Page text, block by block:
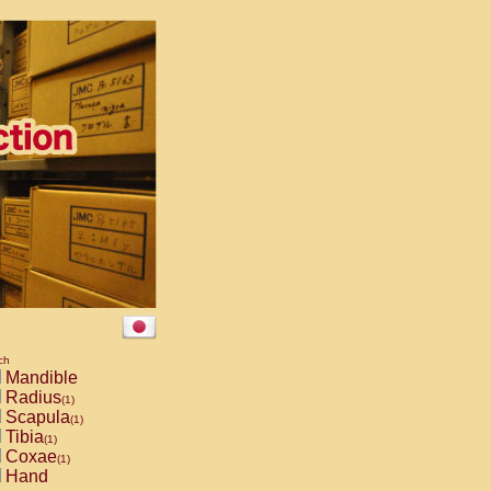
Mandible
Radius(1)
Scapula(1)
Tibia(1)
Coxae(1)
Hand